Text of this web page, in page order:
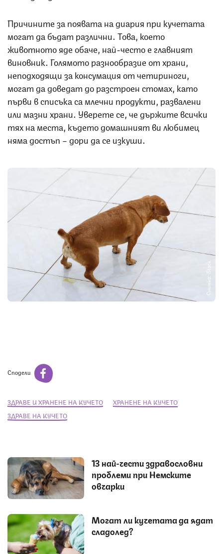
Причините за появата на диария при кучетата
могат да бъдат различни. Това, което
животното яде обаче, най-често е главният
виновник. Голямото разнообразие от храни,
неподходящи за консумация от четириноги,
могат да доведат до разстроен стомах, като
първи в списъка са млечни продукти, развалени
или мазни храни. Уверете се, че държите всички
тях на места, където домашният ви любимец
няма достъп – дори да се изкуши.
Снимка: iStock
Сподели
ЗДРАВЕ И ХРАНЕНЕ НА КУЧЕТО
ХРАНЕНЕ НА КУЧЕТО
ЗДРАВЕ НА КУЧЕТО
13 най-чести здравословни
проблеми при Немските
овчарки
Могат ли кучетата да ядат
сладолед?